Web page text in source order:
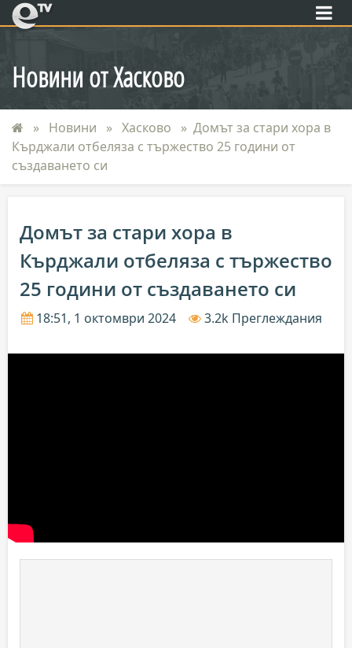
eTV
Новини от Хасково
Новини Хасково
Домът за стари хора в
Кърджали отбеляза с тържество 25 години от
създаването си
Домът за стари хора в
Кърджали отбеляза с тържество
25 години от създаването си
18:51, 1 октомври 2024 3.2k Преглеждания